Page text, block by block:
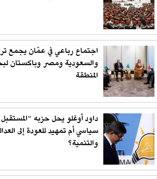
اجتماع رباعي في عمّان يجمع
والسعودية ومصر وباكستان
المنطقة
داود أوغلو يحل حزبه
سياسي أم تمهيد للعودة إلى
والتنمية؟